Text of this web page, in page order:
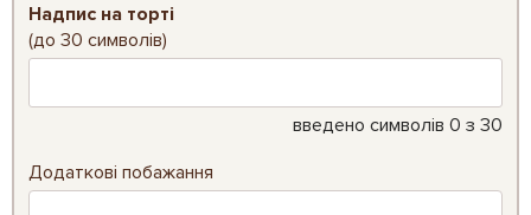
Надпис на торті
(до 30 символів)
введено символів 0 з 30
Додаткові побажання